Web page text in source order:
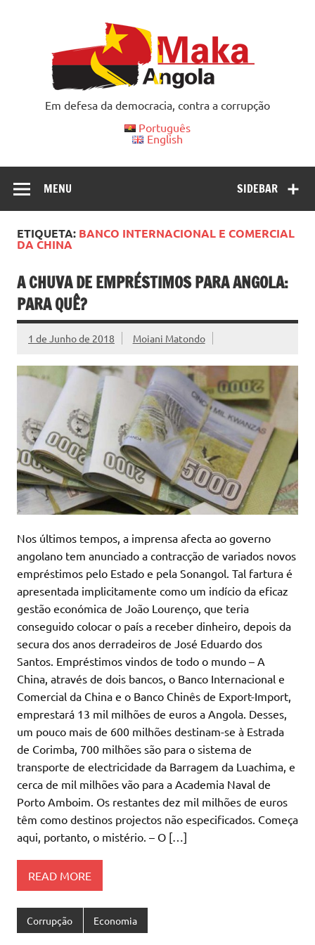
Em defesa da democracia, contra a corrupção
Português
English
SIDEBAR
MENU
ETIQUETA: BANCO INTERNACIONAL E COMERCIAL
DA CHINA
A CHUVA DE EMPRÉSTIMOS PARA ANGOLA:
PARA QUÊ?
1 de Junho de 2018 Moiani Matondo
Nos últimos tempos, a imprensa afecta ao governo
angolano tem anunciado a contracção de variados novos
empréstimos pelo Estado e pela Sonangol. Tal fartura é
apresentada implicitamente como um indício da eficaz
gestão económica de João Lourenço, que teria
conseguido colocar o país a receber dinheiro, depois da
secura dos anos derradeiros de José Eduardo dos
Santos. Empréstimos vindos de todo o mundo – A
China, através de dois bancos, o Banco Internacional e
Comercial da China e o Banco Chinês de Export-Import,
emprestará 13 mil milhões de euros a Angola. Desses,
um pouco mais de 600 milhões destinam-se à Estrada
de Corimba, 700 milhões são para o sistema de
transporte de electricidade da Barragem da Luachima, e
cerca de mil milhões vão para a Academia Naval de
Porto Amboim. Os restantes dez mil milhões de euros
têm como destinos projectos não especificados. Começa
aqui, portanto, o mistério. – O […]
READ MORE
Corrupção Economia